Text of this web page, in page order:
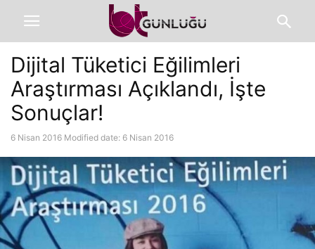
Dijital Tüketici Eğilimleri
Araştırması Açıklandı, İşte
Sonuçlar!
6 Nisan 2016 Modified date: 6 Nisan 2016